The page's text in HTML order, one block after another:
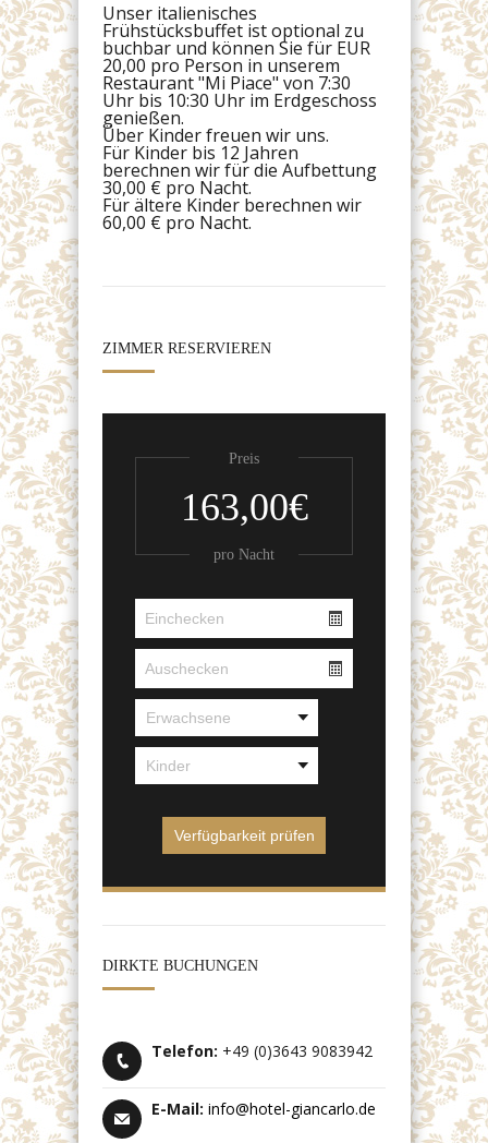
Unser italienisches
Frühstücksbuffet ist optional zu
buchbar und können Sie für EUR
20,00 pro Person in unserem
Restaurant "Mi Piace" von 7:30
Uhr bis 10:30 Uhr im Erdgeschoss
genießen.
Über Kinder freuen wir uns.
Für Kinder bis 12 Jahren
berechnen wir für die Aufbettung
30,00 € pro Nacht.
Für ältere Kinder berechnen wir
60,00 € pro Nacht.
ZIMMER RESERVIEREN
Preis
163,00€
pro Nacht
DIRKTE BUCHUNGEN
Telefon: +49 (0)3643 9083942
E-Mail: info@hotel-giancarlo.de